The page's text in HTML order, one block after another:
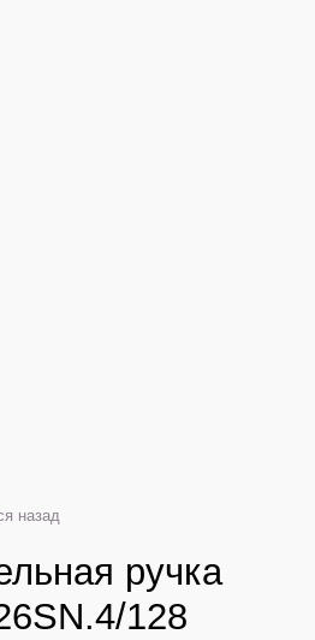
назад
ручка
128